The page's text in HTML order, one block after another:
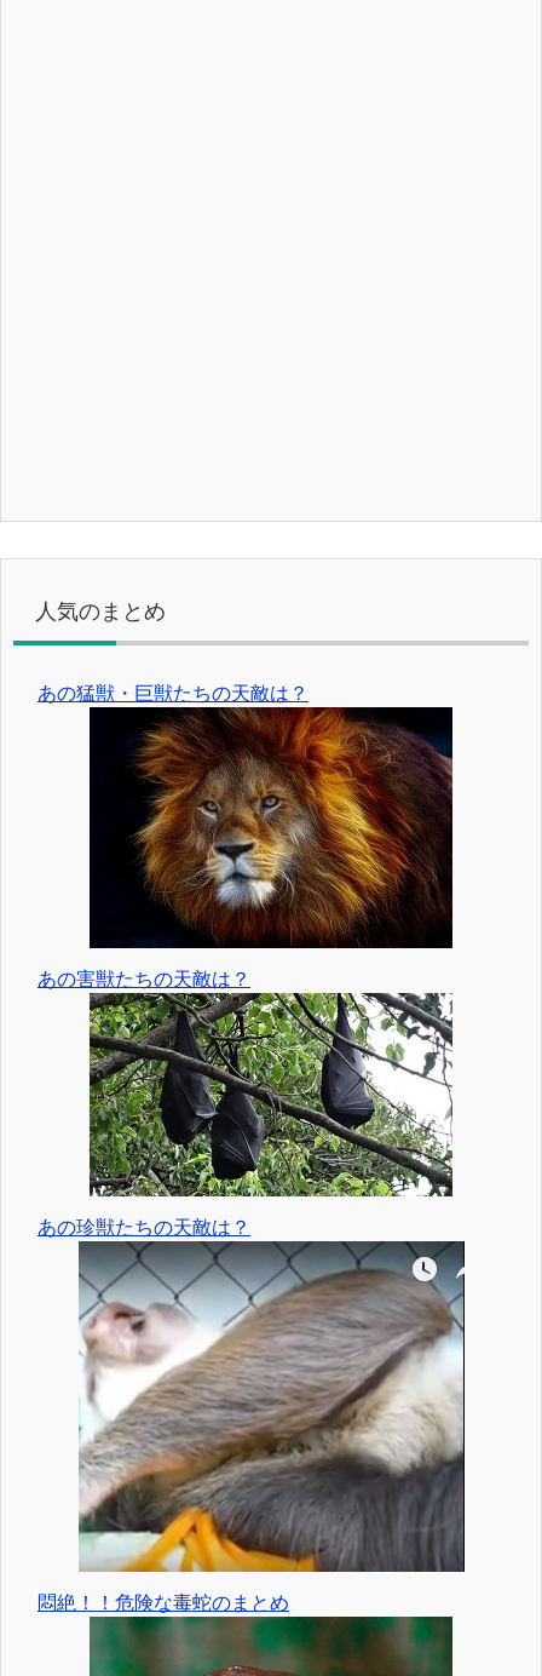
人気のまとめ
あの猛獣・巨獣たちの天敵は？
あの害獣たちの天敵は？
あの珍獣たちの天敵は？
悶絶！！危険な毒蛇のまとめ